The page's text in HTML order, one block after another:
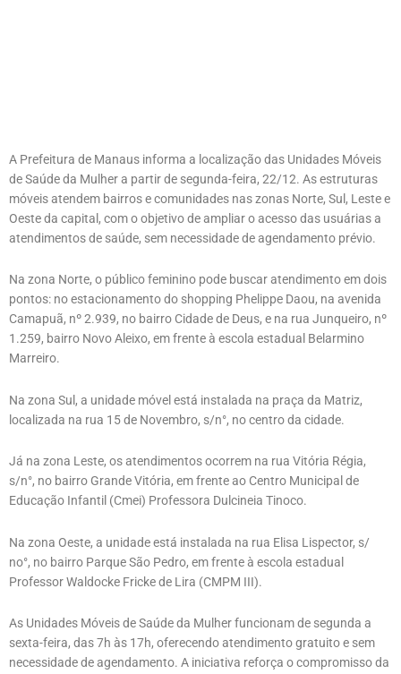
A Prefeitura de Manaus informa a localização das Unidades Móveis
de Saúde da Mulher a partir de segunda-feira, 22/12. As estruturas
móveis atendem bairros e comunidades nas zonas Norte, Sul, Leste e
Oeste da capital, com o objetivo de ampliar o acesso das usuárias a
atendimentos de saúde, sem necessidade de agendamento prévio.
Na zona Norte, o público feminino pode buscar atendimento em dois
pontos: no estacionamento do shopping Phelippe Daou, na avenida
Camapuã, nº 2.939, no bairro Cidade de Deus, e na rua Junqueiro, nº
1.259, bairro Novo Aleixo, em frente à escola estadual Belarmino
Marreiro.
Na zona Sul, a unidade móvel está instalada na praça da Matriz,
localizada na rua 15 de Novembro, s/n°, no centro da cidade.
Já na zona Leste, os atendimentos ocorrem na rua Vitória Régia,
s/n°, no bairro Grande Vitória, em frente ao Centro Municipal de
Educação Infantil (Cmei) Professora Dulcineia Tinoco.
Na zona Oeste, a unidade está instalada na rua Elisa Lispector, s/
no°, no bairro Parque São Pedro, em frente à escola estadual
Professor Waldocke Fricke de Lira (CMPM III).
As Unidades Móveis de Saúde da Mulher funcionam de segunda a
sexta-feira, das 7h às 17h, oferecendo atendimento gratuito e sem
necessidade de agendamento. A iniciativa reforça o compromisso da